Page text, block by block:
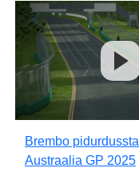
Brembo
Austraalia GP 2025